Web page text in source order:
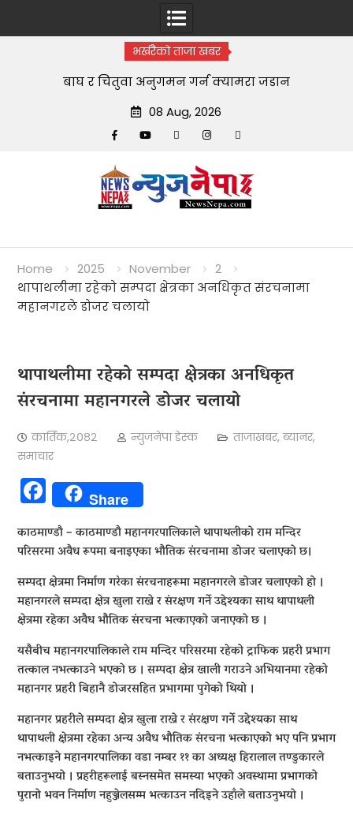
भर्खरैको ताजा खबर
बाघ र चितुवा अनुगमन गर्न क्यामरा जडान
08 Aug, 2026
Home 2025 November
2
थापाथलीमा रहेको सम्पदा क्षेत्रका अनधिकृत संरचनामा
महानगरले डोजर चलायो
थापाथलीमा रहेको सम्पदा क्षेत्रका अनधिकृत
संरचनामा महानगरले डोजर चलायो
कार्तिक,२०८२ न्युजनेपा डेस्क ताजाखबर,ब्यानर,
समाचार
Facebook
Share
काठमाण्डाै – काठमाण्डाै महानगरपालिकाले थापाथलीको राम मन्दिर
परिसरमा अवैध रूपमा बनाइएका भौतिक संरचनामा डोजर चलाएको छ।
सम्पदा क्षेत्रमा निर्माण गरेका संरचनाहरूमा महानगरले डोजर चलाएको हो ।
महानगरले सम्पदा क्षेत्र खुला राख्ने र संरक्षण गर्ने उद्देश्यका साथ थापाथली
क्षेत्रमा रहेका अवैध भौतिक संरचना भत्काएको जनाएको छ ।
यसैबीच महानगरपालिकाले राम मन्दिर परिसरमा रहेको ट्राफिक प्रहरी प्रभाग
तत्काल नभत्काउने भएको छ । सम्पदा क्षेत्र खाली गराउने अभियानमा रहेको
महानगर प्रहरी बिहानै डोजरसहित प्रभागमा पुगेको थियो ।
महानगर प्रहरीले सम्पदा क्षेत्र खुला राख्ने र संरक्षण गर्ने उद्देश्यका साथ
थापाथली क्षेत्रमा रहेका अन्य अवैध भौतिक संरचना भत्काएको भए पनि प्रभाग
नभत्काइने महानगरपालिका वडा नम्बर ११ का अध्यक्ष हिरालाल तण्डुकारले
बताउनुभयो । प्रहरीहरूलाई बस्नसमेत समस्या भएको अवस्थामा प्रभागको
पुरानो भवन निर्माण नहुञ्जेलसम्म भत्काउन नदिइने उहाँले बताउनुभयो ।